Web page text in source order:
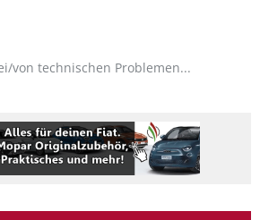
von technischen Problemen...